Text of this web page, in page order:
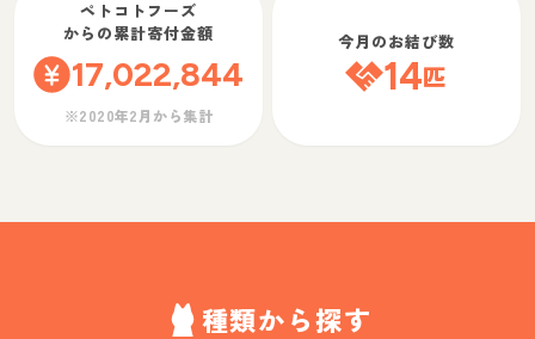
ペトコトフーズ
からの累計寄付金額
17,022,844
※2020年2月から集計
今月のお結び数
14匹
種類から探す